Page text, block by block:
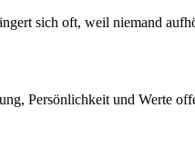
sich oft, weil niemand
Persönlichkeit und Werte